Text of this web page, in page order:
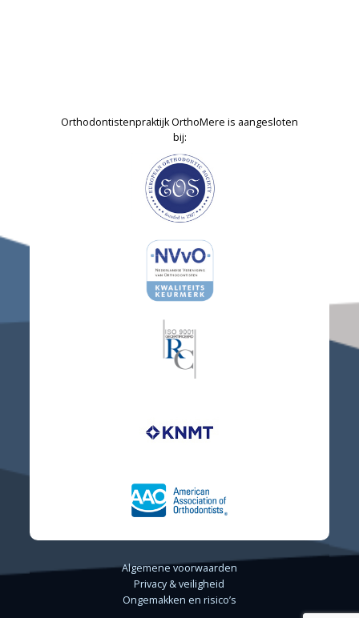
Orthodontistenpraktijk OrthoMere is aangesloten
bij:
Algemene voorwaarden
Privacy & veiligheid
Ongemakken en risico’s